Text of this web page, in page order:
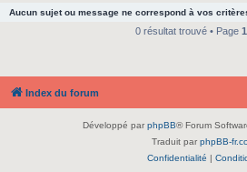
Aucun sujet ou message ne correspond à vos
0 résultat trouvé • Page 1
Index du forum
Développé par phpBB® Forum
Traduit par phpBB-
Confidentialité |